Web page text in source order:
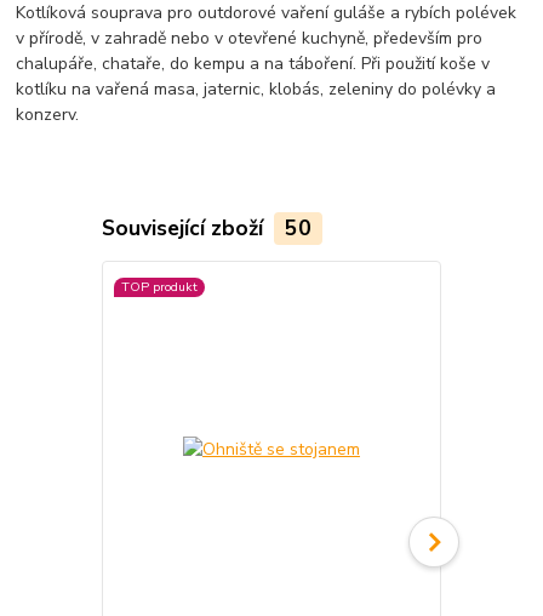
Kotlíková souprava pro outdorové vaření guláše a rybích polévek
v přírodě, v zahradě nebo v otevřené kuchyně, především pro
chalupáře, chataře, do kempu a na táboření. Při použití koše v
kotlíku na vařená masa, jaternic, klobás, zeleniny do polévky a
konzerv.
Související zboží 50
TOP produkt